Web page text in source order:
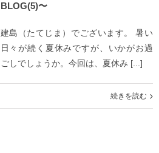
BLOG(5)〜
建島（たてじま）でございます。 暑い
日々が続く夏休みですが、いかがお過
ごしでしょうか。今回は、夏休み [...]
続きを読む